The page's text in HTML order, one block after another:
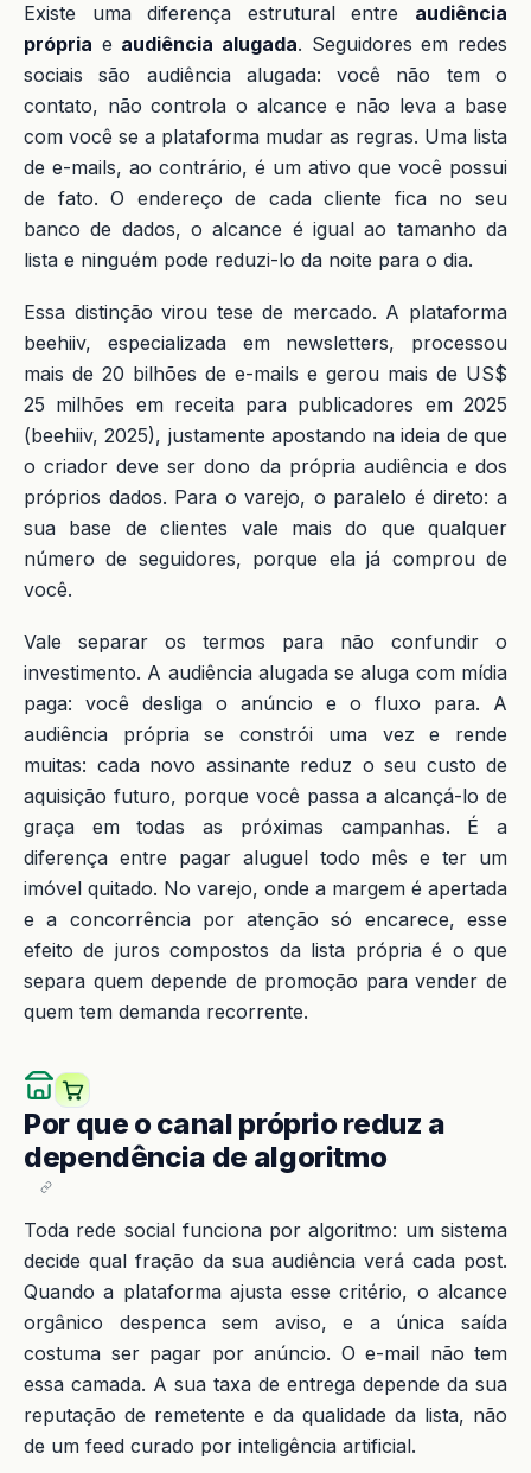
Existe uma diferença estrutural entre audiência
própria e audiência alugada. Seguidores em redes
sociais são audiência alugada: você não tem o
contato, não controla o alcance e não leva a base
com você se a plataforma mudar as regras. Uma lista
de e-mails, ao contrário, é um ativo que você possui
de fato. O endereço de cada cliente fica no seu
banco de dados, o alcance é igual ao tamanho da
lista e ninguém pode reduzi-lo da noite para o dia.
Essa distinção virou tese de mercado. A plataforma
beehiiv, especializada em newsletters, processou
mais de 20 bilhões de e-mails e gerou mais de US$
25 milhões em receita para publicadores em 2025
(beehiiv, 2025), justamente apostando na ideia de que
o criador deve ser dono da própria audiência e dos
próprios dados. Para o varejo, o paralelo é direto: a
sua base de clientes vale mais do que qualquer
número de seguidores, porque ela já comprou de
você.
Vale separar os termos para não confundir o
investimento. A audiência alugada se aluga com mídia
paga: você desliga o anúncio e o fluxo para. A
audiência própria se constrói uma vez e rende
muitas: cada novo assinante reduz o seu custo de
aquisição futuro, porque você passa a alcançá-lo de
graça em todas as próximas campanhas. É a
diferença entre pagar aluguel todo mês e ter um
imóvel quitado. No varejo, onde a margem é apertada
e a concorrência por atenção só encarece, esse
efeito de juros compostos da lista própria é o que
separa quem depende de promoção para vender de
quem tem demanda recorrente.
Por que o canal próprio reduz a
dependência de algoritmo
Toda rede social funciona por algoritmo: um sistema
decide qual fração da sua audiência verá cada post.
Quando a plataforma ajusta esse critério, o alcance
orgânico despenca sem aviso, e a única saída
costuma ser pagar por anúncio. O e-mail não tem
essa camada. A sua taxa de entrega depende da sua
reputação de remetente e da qualidade da lista, não
de um feed curado por inteligência artificial.